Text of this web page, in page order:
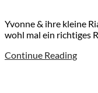
Yvonne & ihre kleine
wohl mal ein richtiges
Continue Reading